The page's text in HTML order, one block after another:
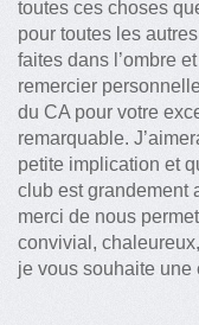
toutes ces choses
pour toutes les
faites dans l’ombre
remercier
du CA pour votre
remarquable.
petite implication et
club est grandement
merci de nous
convivial,
je vous souhaite une